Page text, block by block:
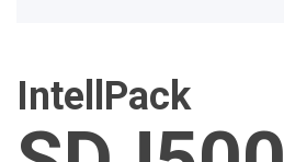
IntellPack